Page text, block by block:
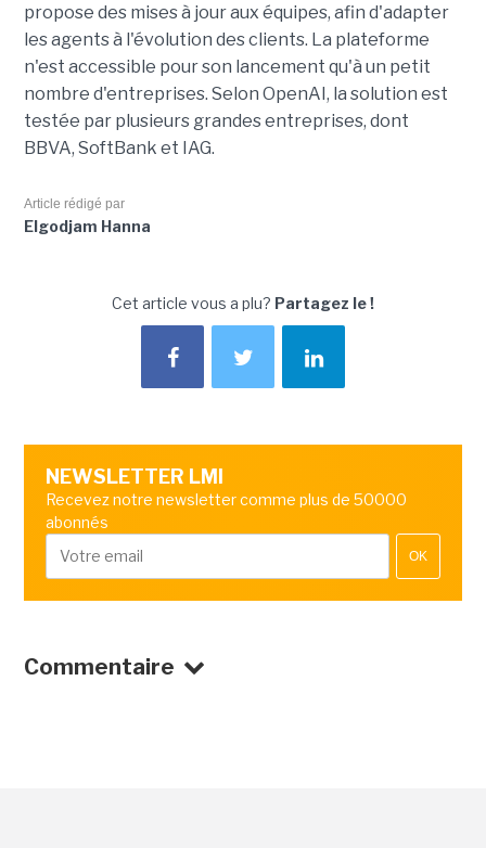
propose des mises à jour aux équipes, afin d'adapter
les agents à l'évolution des clients. La plateforme
n'est accessible pour son lancement qu'à un petit
nombre d'entreprises. Selon OpenAI, la solution est
testée par plusieurs grandes entreprises, dont
BBVA, SoftBank et IAG.
Article rédigé par
Elgodjam Hanna
Cet article vous a plu? Partagez le !
NEWSLETTER LMI
Recevez notre newsletter comme plus de 50000
abonnés
OK
Commentaire